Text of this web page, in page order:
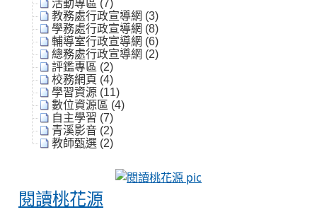
活動專區 (7)
教務處行政宣導網 (3)
學務處行政宣導網 (8)
輔導室行政宣導網 (6)
總務處行政宣導網 (2)
評鑑專區 (2)
校務網頁 (4)
學習資源 (11)
數位資源區 (4)
自主學習 (7)
青溪影音 (2)
教師甄選 (2)
閱讀桃花源